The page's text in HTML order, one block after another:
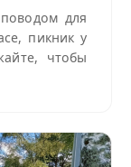
для
пикник у
чтобы